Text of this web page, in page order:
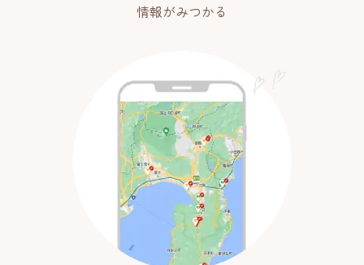
情報がみつかる